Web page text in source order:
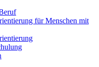
für Menschen mit